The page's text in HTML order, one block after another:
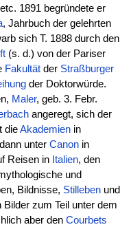
1891 begründete er
, Jahrbuch der gelehrten
sich T. 1888 durch den
(s. d.) von der Pariser
Fakultätder Straßburger
der Doktorwürde.
Maler, geb. 3. Febr.
angeregt, sich der
dieAkademienin
unter Canonin
Reisen in Italien, den
und
Bildnisse, Stillebenund
zum Teil unter dem
aber den Courbets